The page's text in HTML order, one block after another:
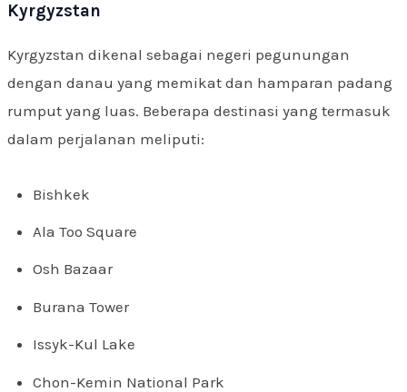
Kyrgyzstan
Kyrgyzstan dikenal sebagai negeri pegunungan
dengan danau yang memikat dan hamparan padang
rumput yang luas. Beberapa destinasi yang termasuk
dalam perjalanan meliputi:
Bishkek
Ala Too Square
Osh Bazaar
Burana Tower
Issyk-Kul Lake
Chon-Kemin National Park